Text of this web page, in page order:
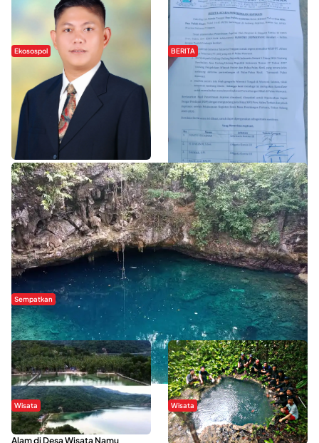
Ekosospol
Slogan Pemberdayaan Lokal
Dinilai Hanya Pemanis, Tokoh
Pemuda Wilalang Kritik Dominasi
Orang Luar
BERITA
Hipmawani Bersama DPRD Sultra
Sepakati RDP Perihal IUP
Pertambangan di Pulau Wawonii
WISATA SULTRA >>
Sempatkan
Danau Rebi-Rebi, Pesona Alam Tersembunyi di Morowali
Wisata
Menikmati Suasana Keindahan
Alam di Desa Wisata Namu
Wisata
Sering Menjadi Tempat Refreshing
Mahasiswa KKN, Yuk Kunjungi